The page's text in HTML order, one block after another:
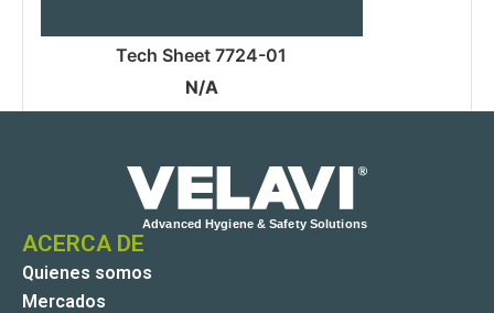
Tech Sheet 7724-01
N/A
ACERCA DE
Quienes somos
Mercados